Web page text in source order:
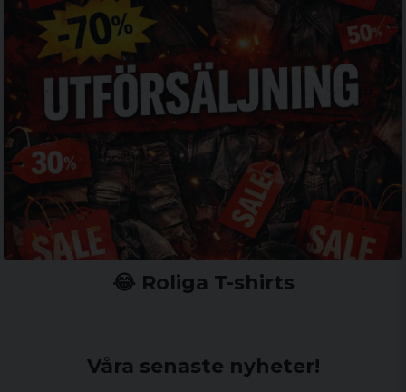
😂 Roliga T-shirts
Våra senaste nyheter!